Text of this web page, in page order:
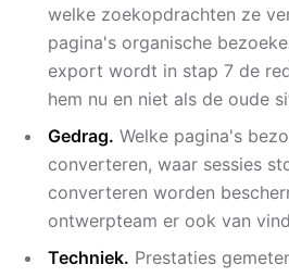
welke zoekopdrachten ze
pagina's organische
export wordt in stap 7 de
hem nu en niet als de oude
Gedrag. Welke pagina's
converteren, waar sessies
converteren worden
ontwerpteam er ook van
Techniek. Prestaties